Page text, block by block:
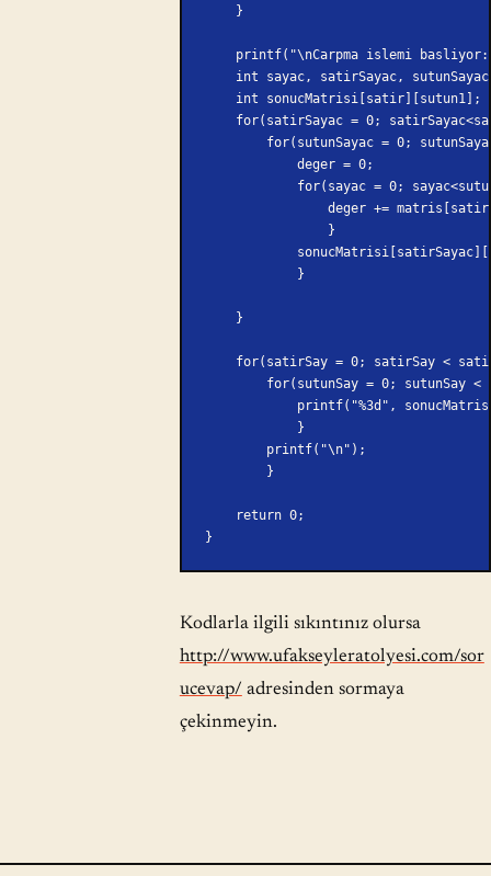
    }
printf("\nCarpma islemi
int sayac, satirSayac,
    int sonucMatrisi[satir][sutun1];
for(satirSayac = 0;
for(sutunSayac = 0;
            deger = 0;
for(sayac = 0;
deger +=
                }
            }
    }
for(satirSay = 0; satirSay <
for(sutunSay = 0;
printf("%3d",
            }
        printf("\n");
        }
    return 0;
}
Kodlarla ilgili sıkıntınız olursa
http://www.ufakseyleratolyesi.com/sor
ucevap/ adresinden sormaya
çekinmeyin.